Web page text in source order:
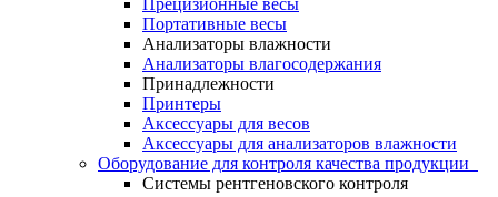
Прецизионные весы
Портативные весы
Анализаторы влажности
Анализаторы влагосодержания
Принадлежности
Принтеры
Аксессуары для весов
Аксессуары для анализаторов влажности
Оборудование для контроля качества продукции
Системы рентгеновского контроля